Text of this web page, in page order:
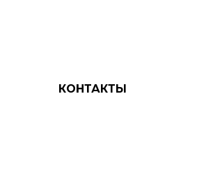
КОНТАКТЫ